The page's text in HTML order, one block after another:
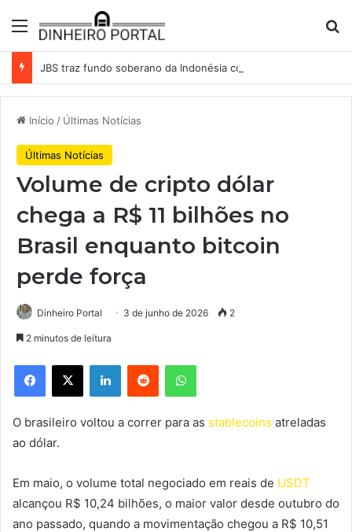
Menu
Início / Últimas Notícias
Últimas Notícias
Volume de cripto dólar
chega a R$ 11 bilhões no
Brasil enquanto bitcoin
perde força
Dinheiro Portal 3 de junho de 2026 2
2 minutos de leitura
Facebook
X LinkedinReddit WhatsApp
O brasileiro voltou a correr para as stablecoins atreladas
ao dólar.
Em maio, o volume total negociado em reais de USDT
alcançou R$ 10,24 bilhões, o maior valor desde outubro do
ano passado, quando a movimentação chegou a R$ 10,51